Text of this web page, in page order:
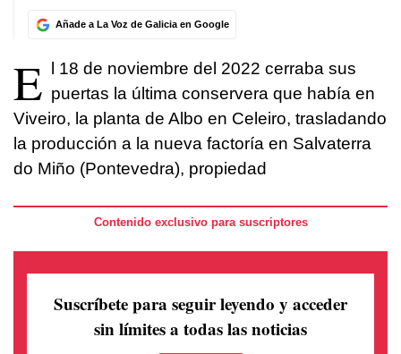
Añade a La Voz de Galicia en Google
E
l 18 de noviembre del 2022 cerraba sus
puertas la última conservera que había en
Viveiro, la planta de Albo en Celeiro, trasladando
la producción a la nueva factoría en Salvaterra
do Miño (Pontevedra), propiedad
Contenido exclusivo para suscriptores
Suscríbete para seguir leyendo y acceder
sin límites a todas las noticias